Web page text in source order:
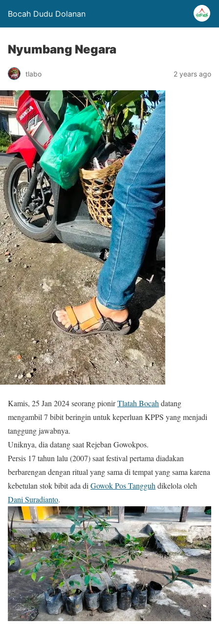
Bocah Dudu Dolanan
Nyumbang Negara
tlabo 2 years ago
Kamis, 25 Jan 2024 seorang pionirTlatah Bocah datang
mengambil 7 bibit beringin untuk keperluan KPPS yang menjadi
tanggung jawabnya.
Uniknya, dia datang saat Rejeban Gowokpos.
Persis 17 tahun lalu (2007) saat festival pertama diadakan
berbarengan dengan ritual yang sama di tempat yang sama karena
kebetulan stok bibit ada di Gowok Pos Tangguh dikelola oleh
Dani Suradianto.